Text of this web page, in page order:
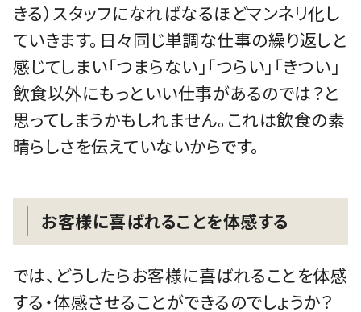
きる）スタッフになればなるほどマンネリ化し
ていきます。日々同じ単調な仕事の繰り返しと
感じてしまい「つまらない」「つらい」「きつい」
飲食以外にもっといい仕事があるのでは？と
思ってしまうかもしれません。これは飲食の素
晴らしさを伝えていないからです。
お客様に喜ばれることを体感する
では、どうしたらお客様に喜ばれることを体感
する・体感させることができるのでしょうか？